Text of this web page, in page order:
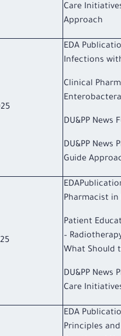
Care
Approach
EDA
Infections
Clinical
DU&PP News
DU&PP News
Guide
Pharmacist
Patient
What Should
DU&PP News
Care
EDA
Principles and